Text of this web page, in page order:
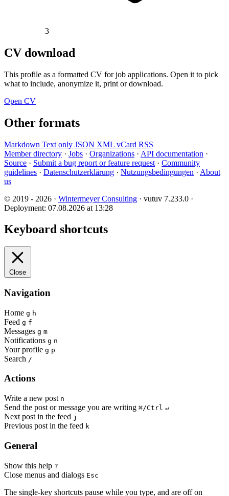
3
CV download
This profile as a formatted CV for job applications. Open it to pick
what to include, anonymize it, print or download.
Open CV
Other formats
Markdown Text only JSON XML vCard RSS
Member directory · Jobs · Organizations · API documentation ·
Source · Submit a bug report or feature request · Community
guidelines · Datenschutzerklärung · Nutzungsbedingungen · About
us
© 2019 - 2026 · Wintermeyer Consulting · vutuv 7.233.0 ·
Deployment: 07.08.2026 at 13:28
Keyboard shortcuts
Close
Navigation
Home g h
Feed g f
Messages g m
Notifications g n
Your profile g p
Search /
Actions
Write a new post n
Send the post or message you are writing ⌘/Ctrl ↵
Next post in the feed j
Previous post in the feed k
General
Show this help ?
Close menus and dialogs Esc
The single-key shortcuts pause while you type, and are off on